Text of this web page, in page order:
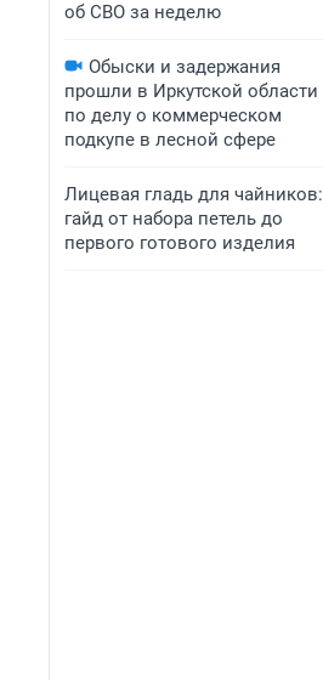
об СВО за неделю
Обыски и задержания
прошли в Иркутской области
по делу о коммерческом
подкупе в лесной сфере
Лицевая гладь для чайников:
гайд от набора петель до
первого готового изделия